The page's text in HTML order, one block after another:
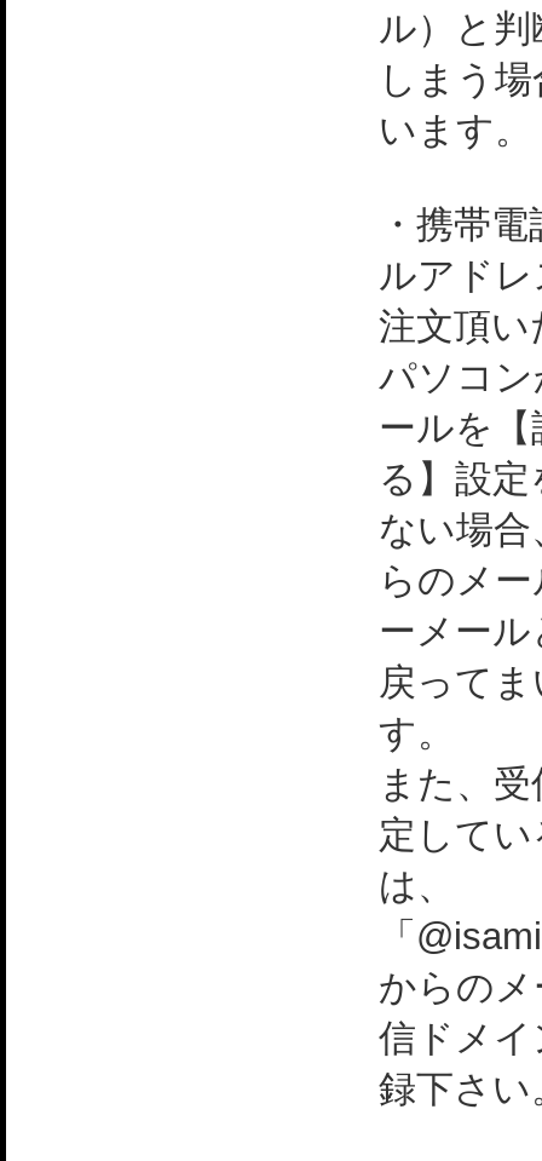
ル）と
しまう
います。
・携帯
ルアド
注文頂い
パソコ
ールを【
る】設
ない場
らのメ
ーメー
戻って
す。
また、
定して
は、
「
からの
信ドメ
録下さい